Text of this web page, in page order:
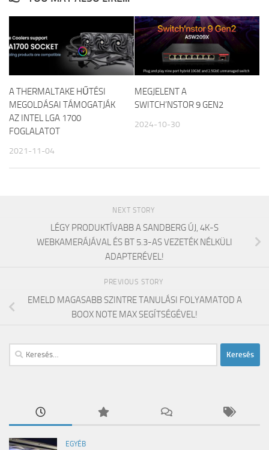
A THERMALTAKE HŰTÉSI
MEGOLDÁSAI TÁMOGATJÁK
AZ INTEL LGA 1700
FOGLALATOT
2021-11-04
MEGJELENT A
SWITCH’NSTOR 9 GEN2
2024-10-30
NEXT STORY
LÉGY PRODUKTÍVABB A SANDBERG ÚJ, 4K-S
WEBKAMERÁJÁVAL ÉS BT 5.3-AS VEZETÉK NÉLKÜLI
ADAPTERÉVEL!
PREVIOUS STORY
EMELD MAGASABB SZINTRE TANULÁSI FOLYAMATOD A
BOOX NOTE MAX SEGÍTSÉGÉVEL!
Keresés:
EGYÉB